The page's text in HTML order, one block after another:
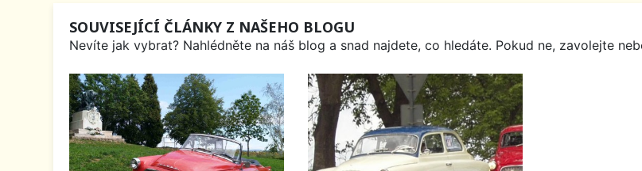
SOUVISEJÍCÍ ČLÁNKY Z NAŠEHO BLOGU
Nevíte jak vybrat? Nahlédněte na náš blog a snad najdete, co hledáte. Pokud ne, zavolejte